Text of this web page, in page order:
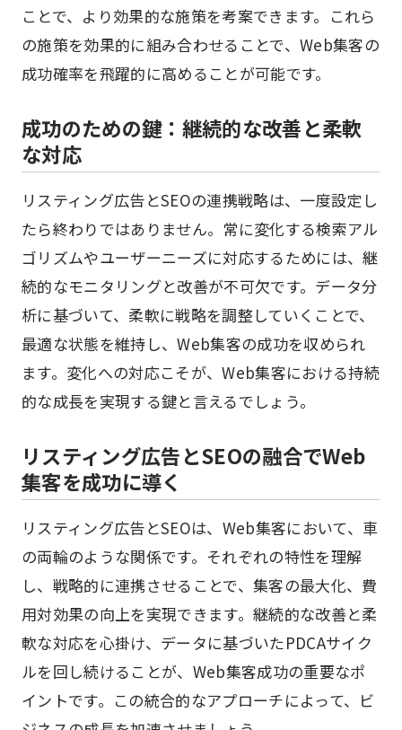
ことで、より効果的な施策を考案できます。これら
の施策を効果的に組み合わせることで、Web集客の
成功確率を飛躍的に高めることが可能です。
成功のための鍵：継続的な改善と柔軟
な対応
リスティング広告とSEOの連携戦略は、一度設定し
たら終わりではありません。常に変化する検索アル
ゴリズムやユーザーニーズに対応するためには、継
続的なモニタリングと改善が不可欠です。データ分
析に基づいて、柔軟に戦略を調整していくことで、
最適な状態を維持し、Web集客の成功を収められ
ます。変化への対応こそが、Web集客における持続
的な成長を実現する鍵と言えるでしょう。
リスティング広告とSEOの融合でWeb
集客を成功に導く
リスティング広告とSEOは、Web集客において、車
の両輪のような関係です。それぞれの特性を理解
し、戦略的に連携させることで、集客の最大化、費
用対効果の向上を実現できます。継続的な改善と柔
軟な対応を心掛け、データに基づいたPDCAサイク
ルを回し続けることが、Web集客成功の重要なポ
イントです。この統合的なアプローチによって、ビ